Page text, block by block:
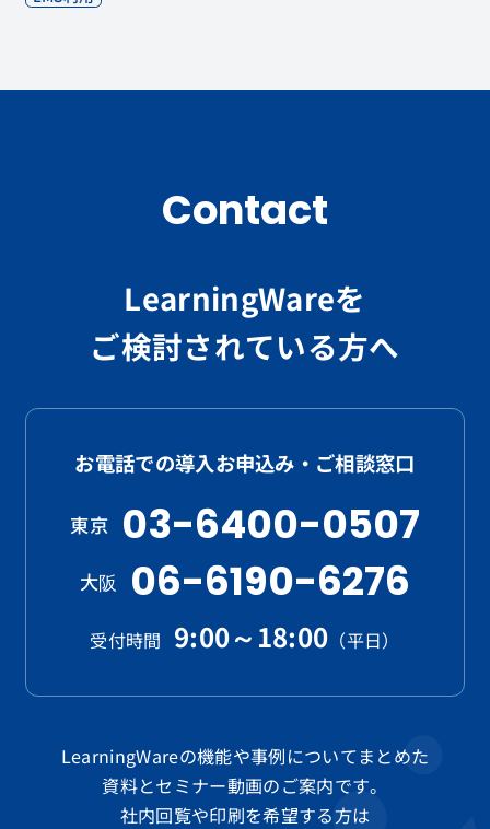
Contact
LearningWareを
ご検討されている方へ
お電話での導入お申込み・ご相談窓口
東京 03-6400-0507
大阪 06-6190-6276
受付時間 9:00～18:00 （平日）
LearningWareの機能や事例についてまとめた
資料とセミナー動画のご案内です。
社内回覧や印刷を希望する方は